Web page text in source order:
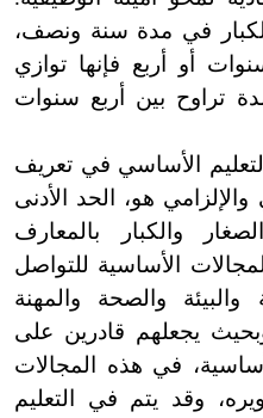
للكبار في مدة سنة ونصف،
أو أربع فإنها توازي
تراوح بين أربع سنوات
الأساسي في تعريف
هو، الحد الأدنى
والكبار بالمعارف
الأساسية للتواصل
والبيئة والصحة والمهنة
يجعلهم قادرين على
في هذه المجالات
وقد يتم في التعليم